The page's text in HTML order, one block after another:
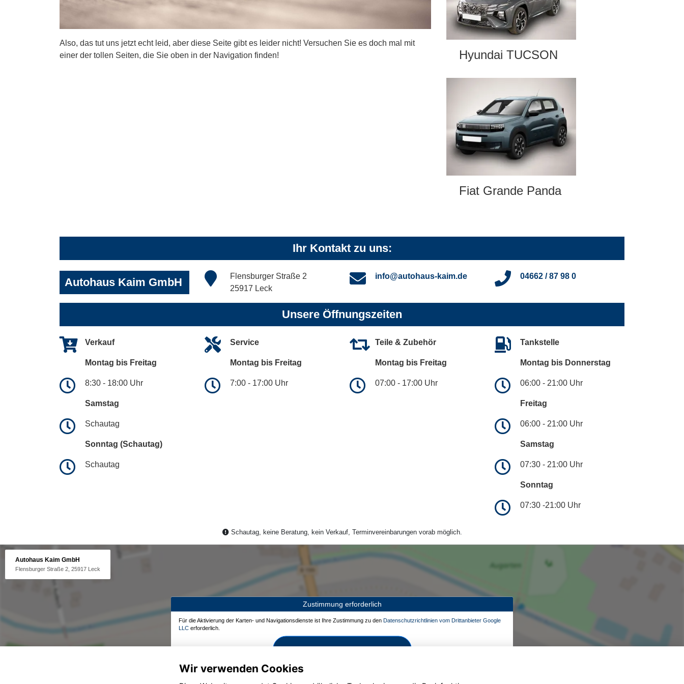
Also, das tut uns jetzt echt leid, aber diese Seite gibt es leider nicht! Versuchen Sie es doch mal mit
einer der tollen Seiten, die Sie oben in der Navigation finden!
Hyundai TUCSON
Fiat Grande Panda
Ihr Kontakt zu uns:
Autohaus Kaim GmbH
Flensburger Straße 2
25917 Leck
info@autohaus-kaim.de 04662 / 87 98 0
Unsere Öffnungszeiten
Verkauf
Montag bis Freitag
8:30 - 18:00 Uhr
Samstag
Schautag
Sonntag (Schautag)
Schautag
Service
Montag bis Freitag
7:00 - 17:00 Uhr
Teile & Zubehör
Montag bis Freitag
07:00 - 17:00 Uhr
Tankstelle
Montag bis Donnerstag
06:00 - 21:00 Uhr
Freitag
06:00 - 21:00 Uhr
Samstag
07:30 - 21:00 Uhr
Sonntag
07:30 -21:00 Uhr
Schautag, keine Beratung, kein Verkauf, Terminvereinbarungen vorab möglich.
Autohaus Kaim GmbH
Flensburger Straße 2, 25917 Leck
Zustimmung erforderlich
Für die Aktivierung der Karten- und Navigationsdienste ist Ihre Zustimmung zu den Datenschutzrichtlinien vom Drittanbieter Google
LLC erforderlich.
Zustimmen und aktivieren
Wir verwenden Cookies